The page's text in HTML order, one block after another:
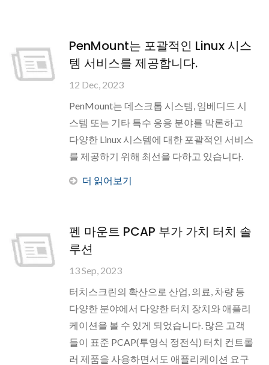
PenMount는 포괄적인 Linux 시스
템 서비스를 제공합니다.
12 Dec, 2023
PenMount는 데스크톱 시스템, 임베디드 시
스템 또는 기타 특수 응용 분야를 막론하고
다양한 Linux 시스템에 대한 포괄적인 서비스
를 제공하기 위해 최선을 다하고 있습니다.
더 읽어보기
펜 마운트 PCAP 부가 가치 터치 솔
루션
13 Sep, 2023
터치스크린의 확산으로 산업, 의료, 차량 등
다양한 분야에서 다양한 터치 장치와 애플리
케이션을 볼 수 있게 되었습니다. 많은 고객
들이 표준 PCAP(투영식 정전식) 터치 컨트롤
러 제품을 사용하면서도 애플리케이션 요구